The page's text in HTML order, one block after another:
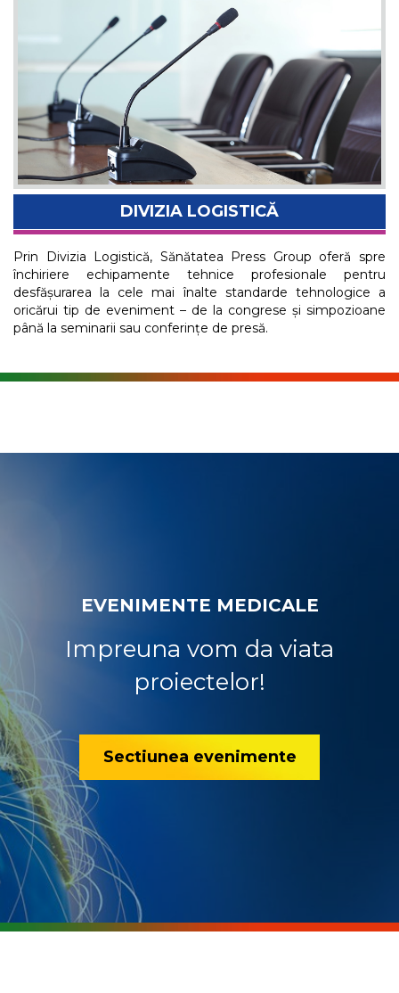
DIVIZIA LOGISTICĂ
Prin Divizia Logistică, Sănătatea Press Group oferă spre
închiriere echipamente tehnice profesionale pentru
desfășurarea la cele mai înalte standarde tehnologice a
oricărui tip de eveniment – de la congrese și simpozioane
până la seminarii sau conferințe de presă.
EVENIMENTE MEDICALE
Impreuna vom da viata
proiectelor!
Sectiunea evenimente